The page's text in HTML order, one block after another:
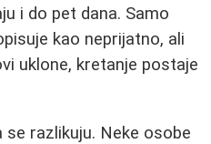
i do pet dana. Samo
kao neprijatno, ali
uklone, kretanje postaje
se razlikuju. Neke osobe